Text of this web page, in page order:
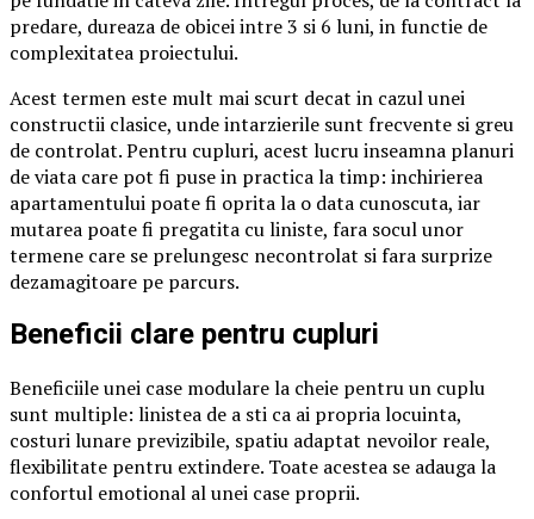
predare, dureaza de obicei intre 3 si 6 luni, in functie de
complexitatea proiectului.
Acest termen este mult mai scurt decat in cazul unei
constructii clasice, unde intarzierile sunt frecvente si greu
de controlat. Pentru cupluri, acest lucru inseamna planuri
de viata care pot fi puse in practica la timp: inchirierea
apartamentului poate fi oprita la o data cunoscuta, iar
mutarea poate fi pregatita cu liniste, fara socul unor
termene care se prelungesc necontrolat si fara surprize
dezamagitoare pe parcurs.
Beneficii clare pentru cupluri
Beneficiile unei case modulare la cheie pentru un cuplu
sunt multiple: linistea de a sti ca ai propria locuinta,
costuri lunare previzibile, spatiu adaptat nevoilor reale,
flexibilitate pentru extindere. Toate acestea se adauga la
confortul emotional al unei case proprii.